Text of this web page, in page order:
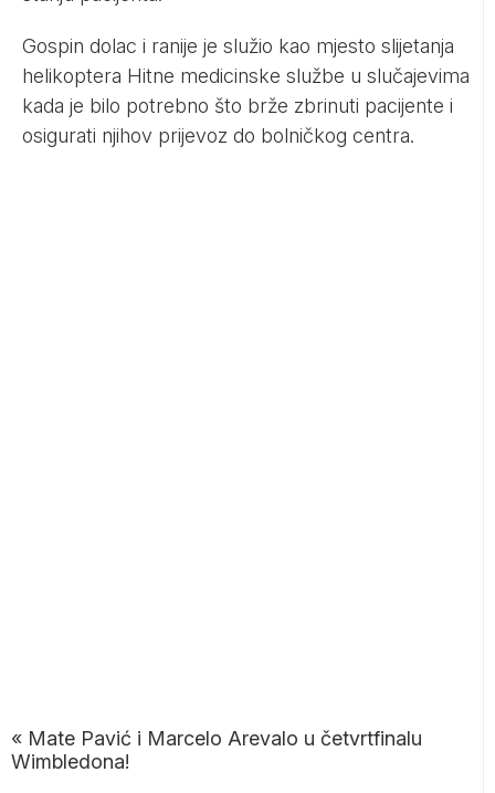
Gospin dolac i ranije je služio kao mjesto slijetanja
helikoptera Hitne medicinske službe u slučajevima
kada je bilo potrebno što brže zbrinuti pacijente i
osigurati njihov prijevoz do bolničkog centra.
« Mate Pavić i Marcelo Arevalo u četvrtfinalu
Wimbledona!